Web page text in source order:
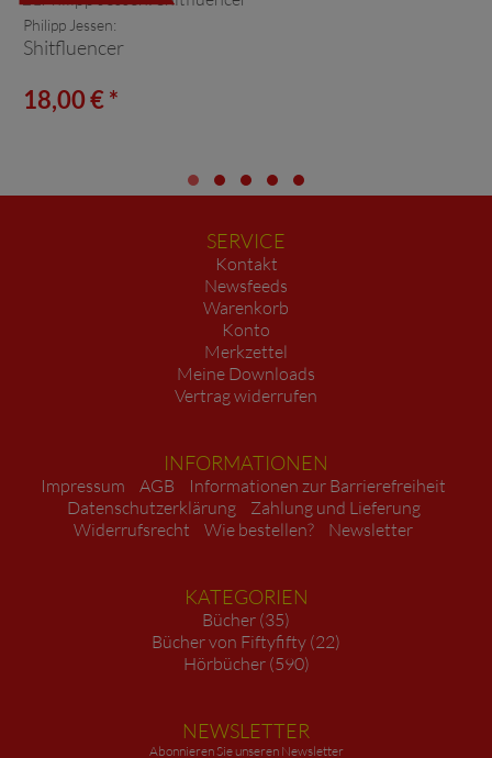
Philipp Jessen:
Shitfluencer
18,00 € *
SERVICE
Kontakt
Newsfeeds
Warenkorb
Konto
Merkzettel
Meine Downloads
Vertrag widerrufen
INFORMATIONEN
Impressum AGB
Informationen zur Barrierefreiheit
Datenschutzerklärung
Zahlung und Lieferung
Widerrufsrecht
Wie bestellen? Newsletter
KATEGORIEN
Bücher (35)
Bücher von Fiftyfifty (22)
Hörbücher (590)
NEWSLETTER
Abonnieren Sie unseren Newsletter